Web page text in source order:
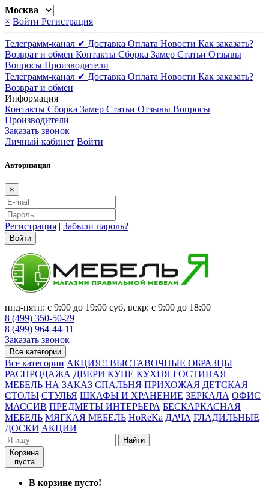
Москва
× Войти Регистрация
Телеграмм-канал ✔ Доставка Оплата Новости Как заказать?
Возврат и обмен Контакты Сборка Замер Статьи Отзывы
Вопросы Производители
Телеграмм-канал ✔ Доставка Оплата Новости Как заказать?
Возврат и обмен
Информация
Контакты Сборка Замер Статьи Отзывы Вопросы
Производители
Заказать звонок
Личный кабинет Войти
Авторизация
×
Регистрация | Забыли пароль?
Войти
пнд-пятн: с 9:00 до 19:00 суб, вскр: с 9:00 до 18:00
8 (499) 350-50-29
8 (499) 964-44-11
Заказать звонок
Все категории
Все категории АКЦИЯ!! ВЫСТАВОЧНЫЕ ОБРАЗЦЫ
РАСПРОДАЖА ДВЕРИ КУПЕ КУХНЯ ГОСТИНАЯ
МЕБЕЛЬ НА ЗАКАЗ СПАЛЬНЯ ПРИХОЖАЯ ДЕТСКАЯ
СТОЛЫ СТУЛЬЯ ШКАФЫ И ХРАНЕНИЕ ЗЕРКАЛА ОФИС
МАССИВ ПРЕДМЕТЫ ИНТЕРЬЕРА БЕСКАРКАСНАЯ
МЕБЕЛЬ МЯГКАЯ МЕБЕЛЬ HoReKa ДАЧА ГЛАДИЛЬНЫЕ
ДОСКИ АКЦИИ
Найти
Корзина
пуста
В корзине пусто!